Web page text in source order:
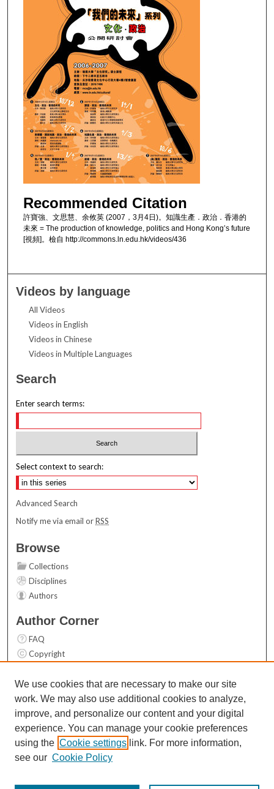
Recommended Citation
許寶強、文思慧、余攸英 (2007，3月4日)。知識生產．政治．香港的
未來 = The production of knowledge, politics and Hong Kong’s future
[視頻]。檢自 http://commons.ln.edu.hk/videos/436
Videos by language
All Videos
Videos in English
Videos in Chinese
Videos in Multiple Languages
Search
Enter search terms:
Select context to search:
Advanced Search
Notify me via email orRSS
Browse
Collections
Disciplines
Authors
Author Corner
FAQ
Copyright
Contact Us
Links
Top 10 Downloads (All time)
Activity by year
We use cookies that are necessary to make our site
work. We may also use additional cookies to analyze,
improve, and personalize our content and your digital
experience. You can manage your cookie preferences
using the Cookie settings link. For more information,
see our Cookie Policy